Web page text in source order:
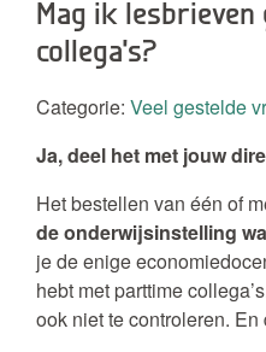
Mag ik
collega’s?
Categorie: Veel gestelde
Ja, deel het met jouw
Het bestellen van één of
de onderwijsinstelling
je de enige
hebt met parttime
ook niet te controleren.